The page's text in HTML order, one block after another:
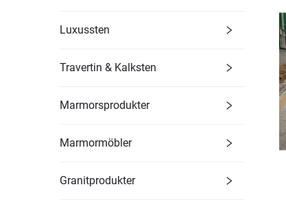
Luxussten
Travertin & Kalksten
Marmorsprodukter
Marmormöbler
Granitprodukter